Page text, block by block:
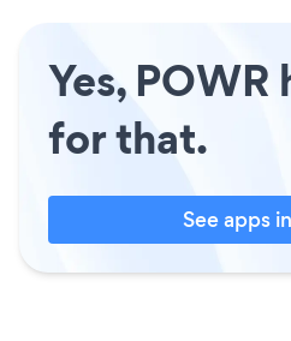
Yes, POWR
for that.
See apps